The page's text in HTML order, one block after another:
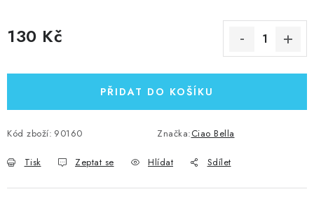
130 Kč
PŘIDAT DO KOŠÍKU
Kód zboží: 90160 Značka:Ciao Bella
Tisk Zeptat se Hlídat Sdílet